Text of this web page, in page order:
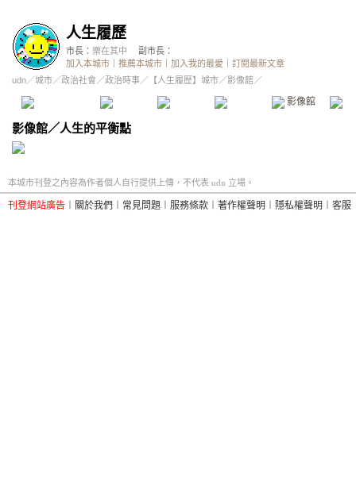
人生履歷
市長： 樂在其中
副市長：
加入本城市
推薦本城市 加入我的最愛
訂閱最新文章
udn／城市／政治社會 ／政治時事／ 【人生履歷】城市／影像館／
精華區 投票區 影像館
影像館／人生的平衡點
本城市刊登之內容為作者個人自行提供上傳，不代表 udn 立場。
刊登網站廣告 關於我們 常見問題 服務條款 著作權聲明 隱私權聲明 客服